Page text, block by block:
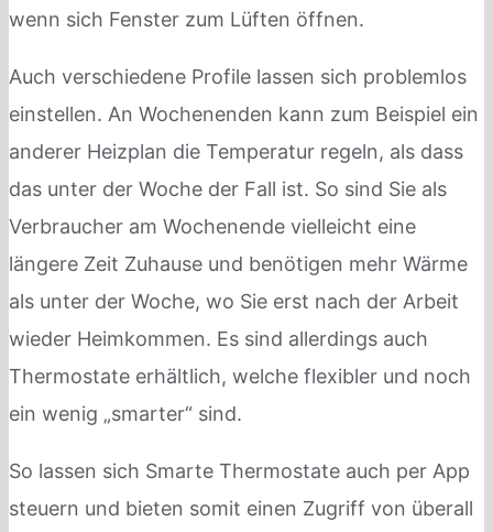
wenn sich Fenster zum Lüften öffnen.
Auch verschiedene Profile lassen sich problemlos
einstellen. An Wochenenden kann zum Beispiel ein
anderer Heizplan die Temperatur regeln, als dass
das unter der Woche der Fall ist. So sind Sie als
Verbraucher am Wochenende vielleicht eine
längere Zeit Zuhause und benötigen mehr Wärme
als unter der Woche, wo Sie erst nach der Arbeit
wieder Heimkommen. Es sind allerdings auch
Thermostate erhältlich, welche flexibler und noch
ein wenig „smarter“ sind.
So lassen sich Smarte Thermostate auch per App
steuern und bieten somit einen Zugriff von überall